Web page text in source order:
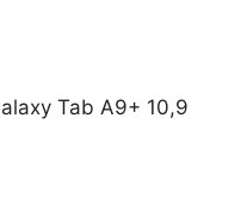
Tab A9+ 10,9